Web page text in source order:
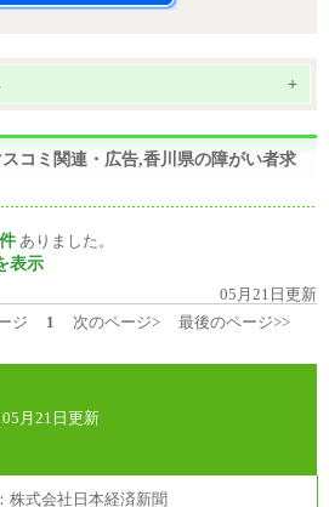
+
コミ関連・広告,香川県の障がい者求
ありました。
表示
05月21日更新
ジ 1 次のページ> 最後のページ>>
05月21日更新